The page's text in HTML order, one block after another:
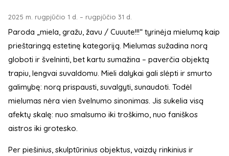
2025 m. rugpjūčio 1 d. – rugpjūčio 31 d.
Paroda „miela, gražu, žavu / Cuuute!!!“ tyrinėja mielumą kaip
prieštaringą estetinę kategoriją. Mielumas sužadina norą
globoti ir švelninti, bet kartu sumažina – paverčia objektą
trapiu, lengvai suvaldomu. Mieli dalykai gali slėpti ir smurto
galimybę: norą prispausti, suvalgyti, sunaudoti. Todėl
mielumas nėra vien švelnumo sinonimas. Jis sukelia visą
afektų skalę: nuo smalsumo iki troškimo, nuo faniškos
aistros iki grotesko.
​​Per piešinius, skulptūrinius objektus, vaizdų rinkinius ir